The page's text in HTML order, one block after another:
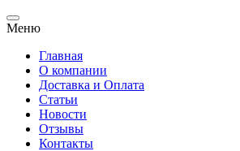
Меню
Главная
О компании
Доставка и Оплата
Статьи
Новости
Отзывы
Контакты